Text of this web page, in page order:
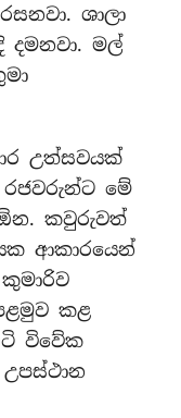
ශාලා
දමනවා. මල්
උත්සවයක්
රජවරුන්ට මේ
කවුරුවත්
ආකාරයෙන්
කළ
විවේක